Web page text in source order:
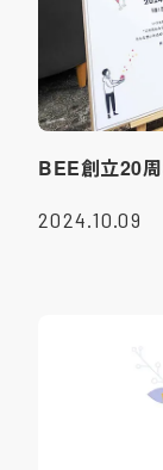
BEE創立20
2024.10.09